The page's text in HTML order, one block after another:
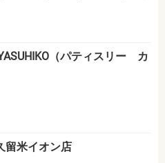
（パティスリー カ
留米イオン店